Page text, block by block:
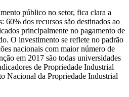
público no setor, fica clara a
60% dos recursos são destinados ao
principalmente no pagamento de
O investimento se reflete no padrão
nacionais com maior número de
em 2017 são todas universidades
de Propriedade Industrial
Nacional da Propriedade Industrial